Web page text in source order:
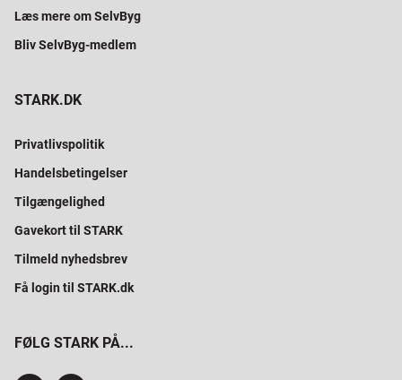
Læs mere om SelvByg
Bliv SelvByg-medlem
STARK.DK
Privatlivspolitik
Handelsbetingelser
Tilgængelighed
Gavekort til STARK
Tilmeld nyhedsbrev
Få login til STARK.dk
FØLG STARK PÅ...